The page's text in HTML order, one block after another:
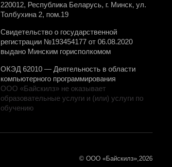
220012, Республика Беларусь, г. Минск, ул.
Толбухина 2, пом.19
Свидетельство о государственной
регистрации №193454177 от 06.08.2020
выдано Минским горисполкомом
ОКЭД 62010 — Деятельность в области
компьютерного программирования
ООО «Байскилз» не оказывает
образовательные услуги и (или) услуги по
обучению
© ООО «Байскилз»,2026